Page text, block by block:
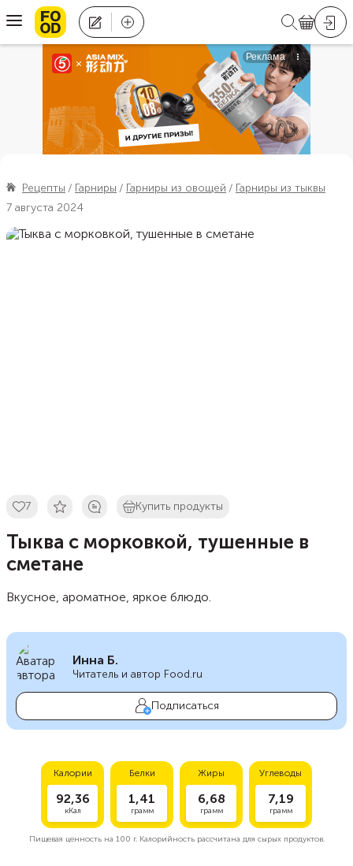
Рецепты Гарниры Гарниры из овощей
Гарниры из тыквы
7 августа 2024
7 Купить продукты
Тыква с морковкой, тушенные в
сметане
Вкусное, ароматное, яркое блюдо.
Инна Б.
Читатель и автор Food.ru
Подписаться
Калории
92,36
кКал
Белки
1,41
грамм
Жиры
6,68
грамм
Углеводы
7,19
грамм
Пищевая ценность на 100 г.Калорийность рассчитана для сырых продуктов.